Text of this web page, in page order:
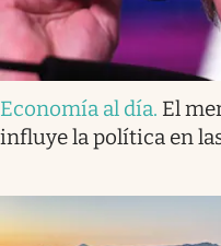
Economía al día. El
influye la política en